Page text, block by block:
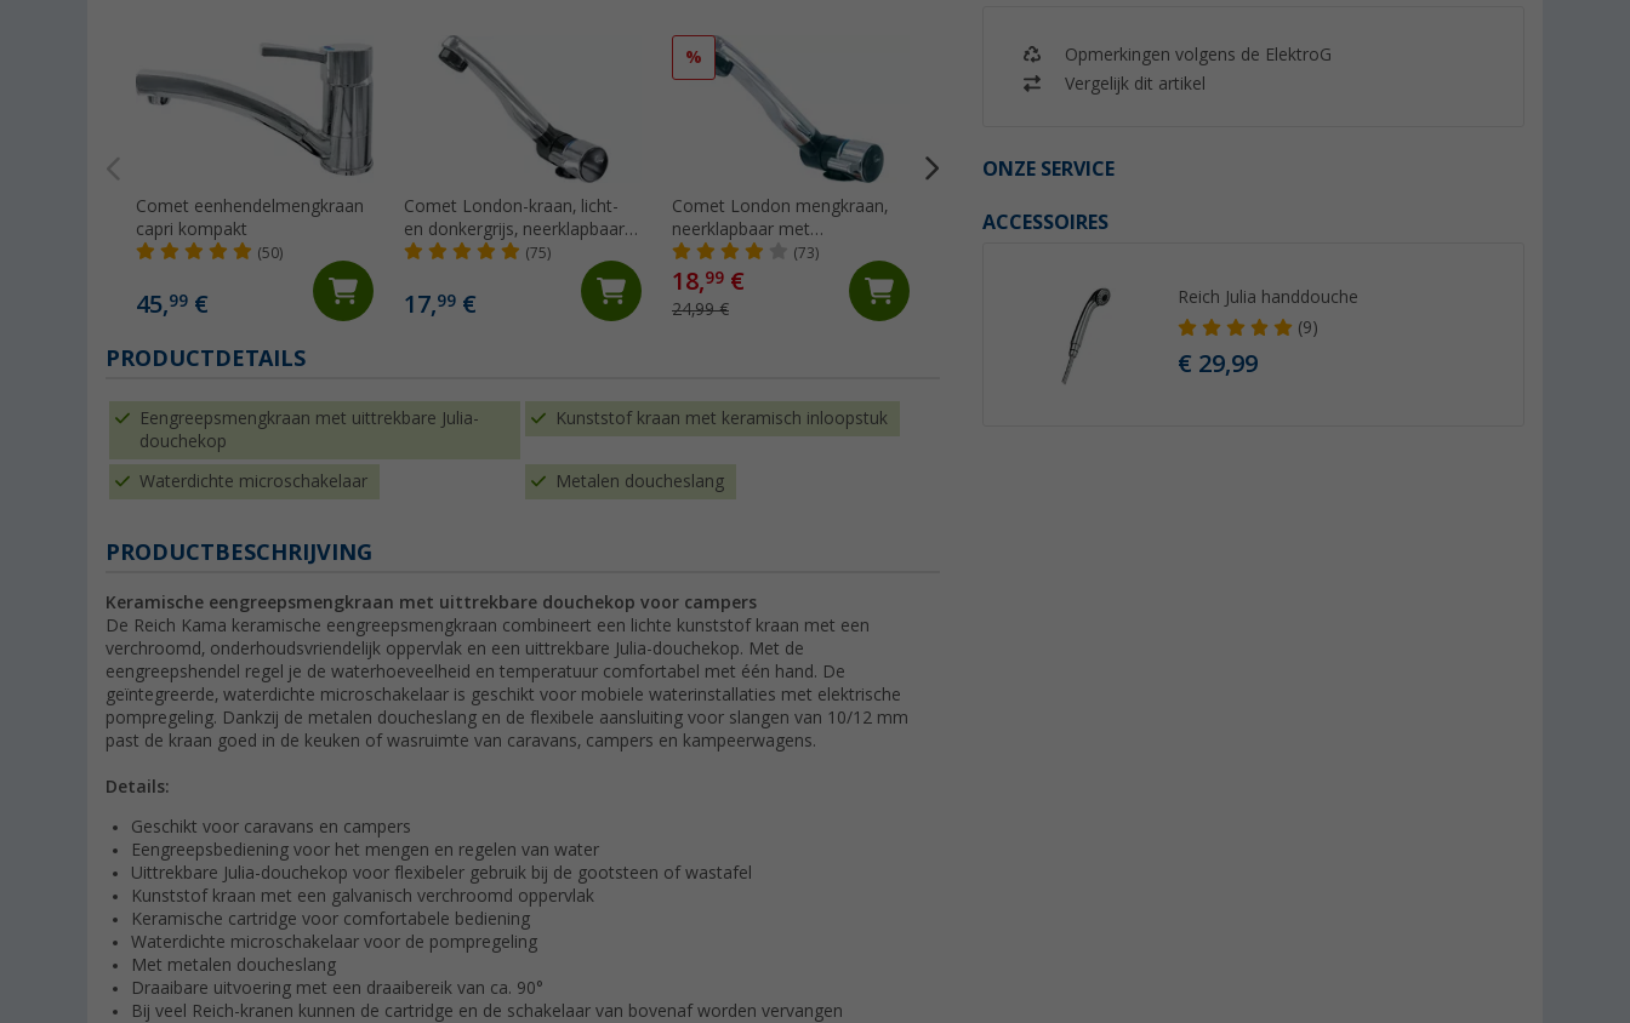
Opmerkingen volgens de ElektroG
Vergelijk dit artikel
ONZE SERVICE
ACCESSOIRES
Reich Julia handdouche
(9)
€ 29,99
Comet eenhendelmengkraan
capri kompakt
(50)
45,99 €
Comet London-kraan, licht-
en donkergrijs, neerklapbaar
met microschakelaar voor
caravans en campers, chroom
(75)
17,99 €
%
Comet London mengkraan,
neerklapbaar met
microschakelaar voor
caravans en campers, zwart
(73)
18,99 €
24,99 €
KERAMIK DE LUXE
67,99 €
PRODUCTDETAILS
Eengreepsmengkraan met uittrekbare Julia-
douchekop
Kunststof kraan met keramisch inloopstuk
Waterdichte microschakelaar Metalen doucheslang
PRODUCTBESCHRIJVING
Keramische eengreepsmengkraan met uittrekbare douchekop voor campers
De Reich Kama keramische eengreepsmengkraan combineert een lichte kunststof kraan met een
verchroomd, onderhoudsvriendelijk oppervlak en een uittrekbare Julia-douchekop. Met de
eengreepshendel regel je de waterhoeveelheid en temperatuur comfortabel met één hand. De
geïntegreerde, waterdichte microschakelaar is geschikt voor mobiele waterinstallaties met elektrische
pompregeling. Dankzij de metalen doucheslang en de flexibele aansluiting voor slangen van 10/12 mm
past de kraan goed in de keuken of wasruimte van caravans, campers en kampeerwagens.
Details:
Geschikt voor caravans en campers
Eengreepsbediening voor het mengen en regelen van water
Uittrekbare Julia-douchekop voor flexibeler gebruik bij de gootsteen of wastafel
Kunststof kraan met een galvanisch verchroomd oppervlak
Keramische cartridge voor comfortabele bediening
Waterdichte microschakelaar voor de pompregeling
Met metalen doucheslang
Draaibare uitvoering met een draaibereik van ca. 90°
Bij veel Reich-kranen kunnen de cartridge en de schakelaar van bovenaf worden vervangen